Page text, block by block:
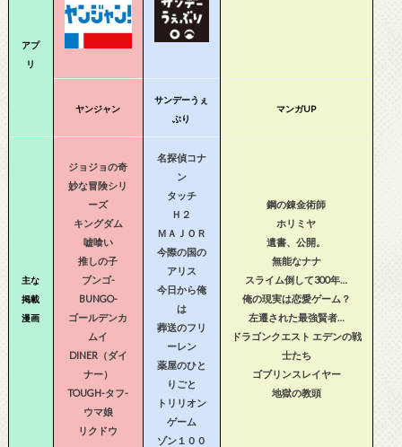
アプ
リ
ヤンジャン
サンデーうぇ
ぶり
マンガUP
主な
掲載
漫画
ジョジョの奇
妙な冒険シリ
ーズ
キングダム
嘘喰い
推しの子
ブンゴ-
BUNGO-
ゴールデンカ
ムイ
DINER（ダイ
ナー）
TOUGH-タフ-
ウマ娘
リクドウ
名探偵コナ
ン
タッチ
Ｈ２
ＭＡＪＯＲ
今際の国の
アリス
今日から俺
は
葬送のフリ
ーレン
薬屋のひと
りごと
トリリオン
ゲーム
ゾン１００
鋼の錬金術師
ホリミヤ
遺書、公開。
無能なナナ
スライム倒して300年…
俺の現実は恋愛ゲーム？
左遷された最強賢者…
ドラゴンクエスト エデンの戦
士たち
ゴブリンスレイヤー
地獄の教頭